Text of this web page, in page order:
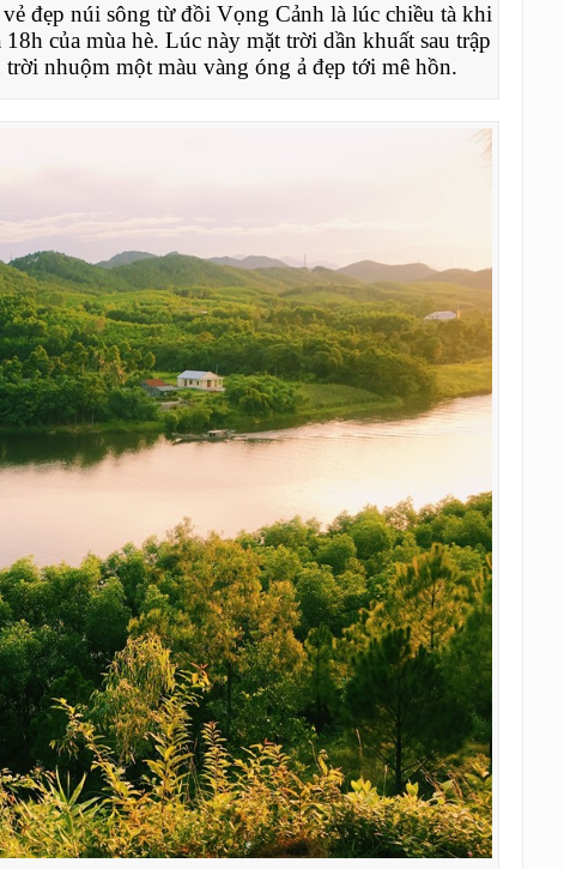
đẹp núi sông từ đồi Vọng Cảnh là lúc chiều tà khi
của mùa hè. Lúc này mặt trời dần khuất sau trập
nhuộm một màu vàng óng ả đẹp tới mê hồn.